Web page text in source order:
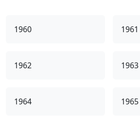
1960 1961
1962 1963
1964 1965